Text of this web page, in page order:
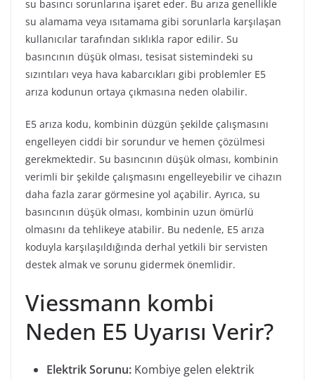
su basıncı sorunlarına işaret eder. Bu arıza genellikle
su alamama veya ısıtamama gibi sorunlarla karşılaşan
kullanıcılar tarafından sıklıkla rapor edilir. Su
basıncının düşük olması, tesisat sistemindeki su
sızıntıları veya hava kabarcıkları gibi problemler E5
arıza kodunun ortaya çıkmasına neden olabilir.
E5 arıza kodu, kombinin düzgün şekilde çalışmasını
engelleyen ciddi bir sorundur ve hemen çözülmesi
gerekmektedir. Su basıncının düşük olması, kombinin
verimli bir şekilde çalışmasını engelleyebilir ve cihazın
daha fazla zarar görmesine yol açabilir. Ayrıca, su
basıncının düşük olması, kombinin uzun ömürlü
olmasını da tehlikeye atabilir. Bu nedenle, E5 arıza
koduyla karşılaşıldığında derhal yetkili bir servisten
destek almak ve sorunu gidermek önemlidir.
Viessmann kombi
Neden E5 Uyarısı Verir?
Elektrik Sorunu: Kombiye gelen elektrik